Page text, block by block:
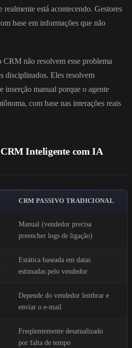
realmente está acontecendo. Gestores
base em informações que não
não resolvem esse problema
disciplinados. Eles resolvem
inserção manual porque o agente
com base nas interações reais
Inteligente com IA
CRM PASSIVO TRADICIONAL
Manual (vendedor precisa
preencher logs de ligação)
Estática baseada em datas
estimadas pelo vendedor
Depende do vendedor lembrar e
enviar o e-mail
Freqüentemente desatualizado
por falta de tempo